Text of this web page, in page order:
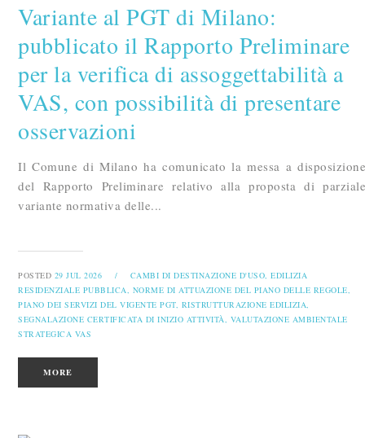
Variante al PGT di Milano:
pubblicato il Rapporto Preliminare
per la verifica di assoggettabilità a
VAS, con possibilità di presentare
osservazioni
Il Comune di Milano ha comunicato la messa a
del Rapporto Preliminare relativo alla proposta di
variante normativa delle...
POSTED 29 JUL 2026 / CAMBI DI DESTINAZIONE D'USO, EDILIZIA
RESIDENZIALE PUBBLICA, NORME DI ATTUAZIONE DEL PIANO DELLE REGOLE,
PIANO DEI SERVIZI DEL VIGENTE PGT, RISTRUTTURAZIONE EDILIZIA,
SEGNALAZIONE CERTIFICATA DI INIZIO ATTIVITÀ, VALUTAZIONE AMBIENTALE
STRATEGICA VAS
MORE